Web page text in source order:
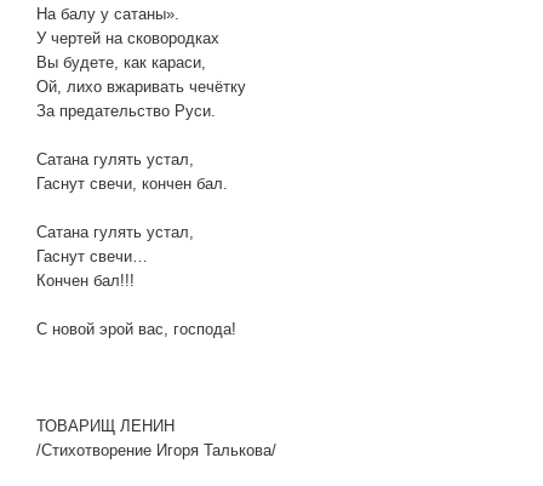
На балу у сатаны».
У чертей на сковородках
Вы будете, как караси,
Ой, лихо вжаривать чечётку
За предательство Руси.
Сатана гулять устал,
Гаснут свечи, кончен бал.
Сатана гулять устал,
Гаснут свечи…
Кончен бал!!!
С новой эрой вас, господа!
ТОВАРИЩ ЛЕНИН
/Стихотворение Игоря Талькова/